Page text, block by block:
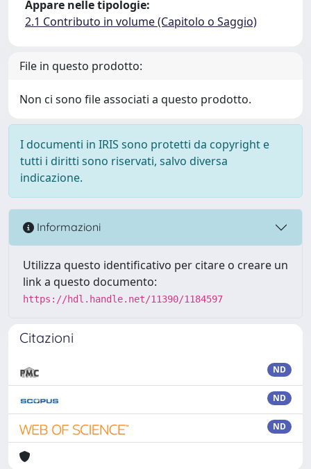
Appare nelle tipologie:
2.1 Contributo in volume (Capitolo o Saggio)
File in questo prodotto:
Non ci sono file associati a questo prodotto.
I documenti in IRIS sono protetti da copyright e
tutti i diritti sono riservati, salvo diversa
indicazione.
Informazioni
Utilizza questo identificativo per citare o creare un
link a questo documento:
https://hdl.handle.net/11390/1184597
Citazioni
ND
ND
ND